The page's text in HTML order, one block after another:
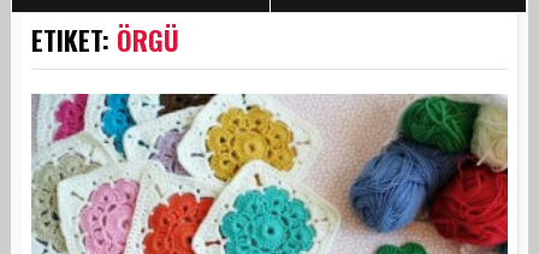
ETIKET: ÖRGÜ